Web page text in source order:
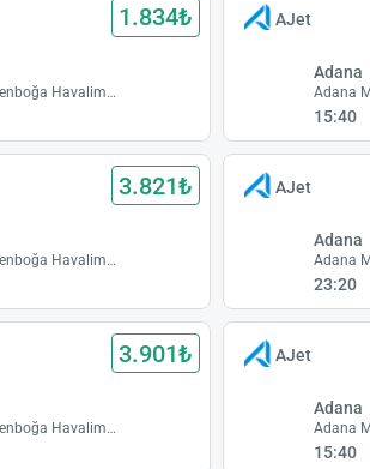
1.834₺
Ankara Esenboğa Havalimanı
AJet
Adana
15:40
3.821₺
Ankara Esenboğa Havalimanı
AJet
Adana
23:20
3.901₺
Ankara Esenboğa Havalimanı
AJet
Adana
15:40